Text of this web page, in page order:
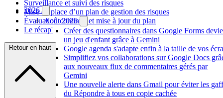
2026
Août 2026
Créer des questionnaires dans Google Forms
un jeu d'enfant grâce à Gemini
Google agenda s'adapte enfin à la taille de vos
Simplifiez vos collaborations sur Google Docs
aux nouveaux flux de commentaires gérés par
Gemini
Une nouvelle alerte dans Gmail pour éviter les
du Répondre à tous en copie cachée
Surveillance et suivi des risques
Mise en place d’un plan de gestion des risques
Évaluation continue et mise à jour du plan
Le récap'
Retour en haut